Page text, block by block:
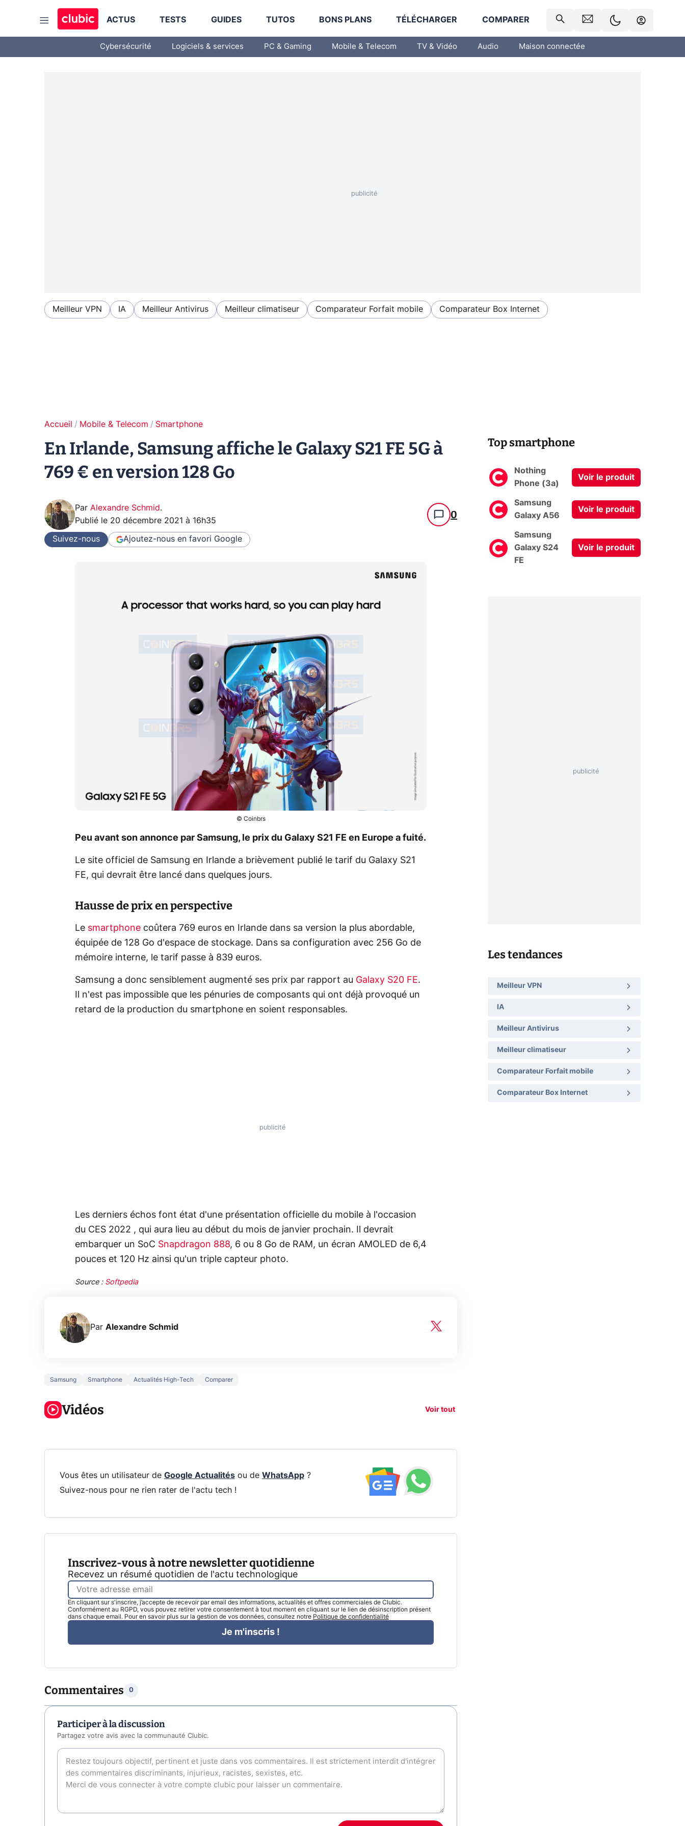
ACTUS TESTS GUIDES TUTOS BONS PLANS TÉLÉCHARGER COMPARER
Cybersécurité Logiciels & services PC & Gaming Mobile & Telecom TV & Vidéo Audio Maison connectée
Meilleur VPN IA Meilleur Antivirus Meilleur climatiseur Comparateur Forfait mobile Comparateur Box Internet
Accueil Mobile & Telecom Smartphone
En Irlande, Samsung affiche le Galaxy S21 FE 5G à
769 € en version 128 Go
Par Alexandre Schmid.
Publié le 20 décembre 2021 à 16h35 0
Suivez-nous Ajoutez-nous en favori Google
© Coinbrs
Peu avant son annonce par Samsung, le prix du Galaxy S21 FE en Europe a fuité.
Le site officiel de Samsung en Irlande a brièvement publié le tarif du Galaxy S21
FE, qui devrait être lancé dans quelques jours.
Hausse de prix en perspective
Le smartphone coûtera 769 euros en Irlande dans sa version la plus abordable,
équipée de 128 Go d'espace de stockage. Dans sa configuration avec 256 Go de
mémoire interne, le tarif passe à 839 euros.
Samsung a donc sensiblement augmenté ses prix par rapport au Galaxy S20 FE.
Il n'est pas impossible que les pénuries de composants qui ont déjà provoqué un
retard de la production du smartphone en soient responsables.
Les derniers échos font état d'une présentation officielle du mobile à l'occasion
du CES 2022 , qui aura lieu au début du mois de janvier prochain. Il devrait
embarquer un SoC Snapdragon 888, 6 ou 8 Go de RAM, un écran AMOLED de 6,4
pouces et 120 Hz ainsi qu'un triple capteur photo.
Source : Softpedia
Par Alexandre Schmid
Samsung Smartphone Actualités High-Tech Comparer
Vidéos Voir tout
3 écrans en 1
Voici L'AOC
CQ32G4ZA !
5 générations
Ce que vous
nouveau
Vous êtes un utilisateur de Google Actualitésou de WhatsApp?
Suivez-nous pour ne rien rater de l'actu tech !
Inscrivez-vous à notre newsletter quotidienne
Recevez un résumé quotidien de l'actu technologique
En cliquant sur s'inscrire, j’accepte de recevoir par email des informations, actualités et offres commerciales de Clubic.
Conformément au RGPD, vous pouvez retirer votre consentement à tout moment en cliquant sur le lien de désinscription présent
dans chaque email. Pour en savoir plus sur la gestion de vos données, consultez notre Politique de confidentialité
Je m'inscris !
Commentaires 0
Participer à la discussion
Partagez votre avis avec la communauté Clubic.
Top smartphone
Nothing
Phone (3a)
Voir le produit
Samsung
Galaxy A56
Voir le produit
Samsung
Galaxy S24
FE
Voir le produit
Les tendances
Meilleur VPN
IA
Meilleur Antivirus
Meilleur climatiseur
Comparateur Forfait mobile
Comparateur Box Internet